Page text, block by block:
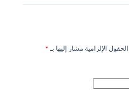
الحقول الإلزامية مشار إليها بـ *